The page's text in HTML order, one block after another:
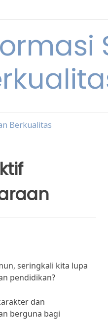
Berkualitas
seringkali kita lupa
pendidikan?
dan
berguna bagi